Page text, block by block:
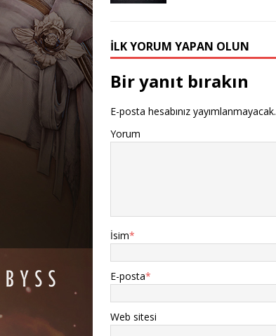
İLK YORUM YAPAN OLUN
Bir yanıt bırakın
E-posta hesabınız yayımlanmayacak.
Yorum
İsim*
E-posta*
Web sitesi